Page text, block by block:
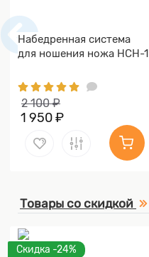
Набедренная система
для ношения ножа НСН-1
2 100 ₽
1 950 ₽
Товары со скидкой
Скидка -24%